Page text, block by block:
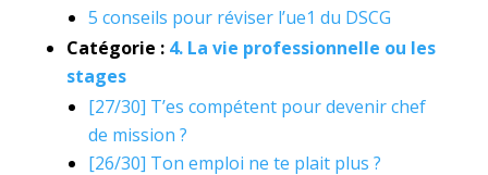
5 conseils pour réviser l’ue1 du DSCG
Catégorie : 4. La vie professionnelle ou les
stages
[27/30] T’es compétent pour devenir chef
de mission ?
[26/30] Ton emploi ne te plait plus ?